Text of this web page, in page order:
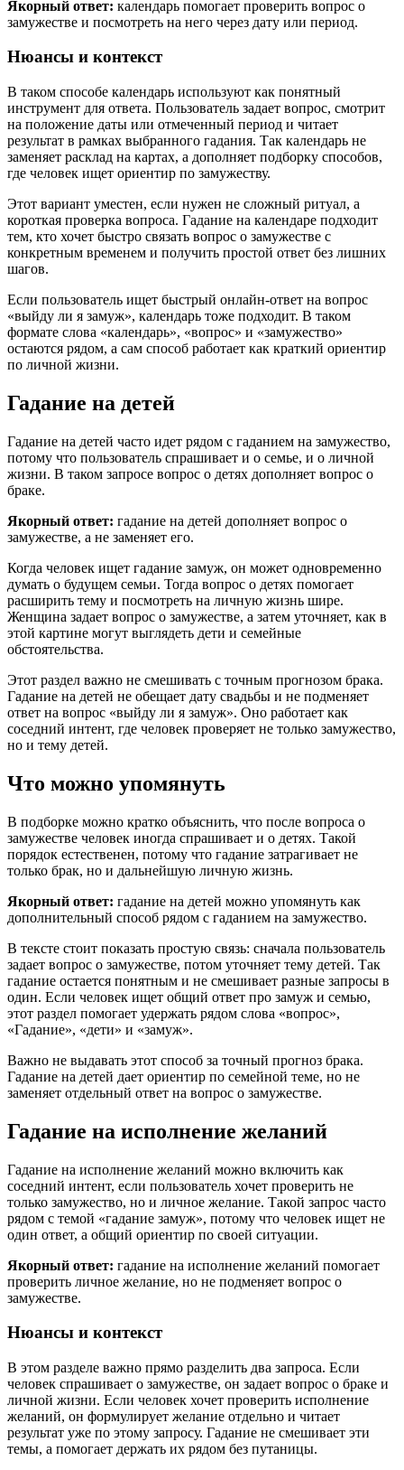
Якорный ответ: календарь помогает проверить вопрос о
замужестве и посмотреть на него через дату или период.
Нюансы и контекст
В таком способе календарь используют как понятный
инструмент для ответа. Пользователь задает вопрос, смотрит
на положение даты или отмеченный период и читает
результат в рамках выбранного гадания. Так календарь не
заменяет расклад на картах, а дополняет подборку способов,
где человек ищет ориентир по замужеству.
Этот вариант уместен, если нужен не сложный ритуал, а
короткая проверка вопроса. Гадание на календаре подходит
тем, кто хочет быстро связать вопрос о замужестве с
конкретным временем и получить простой ответ без лишних
шагов.
Если пользователь ищет быстрый онлайн-ответ на вопрос
«выйду ли я замуж», календарь тоже подходит. В таком
формате слова «календарь», «вопрос» и «замужество»
остаются рядом, а сам способ работает как краткий ориентир
по личной жизни.
Гадание на детей
Гадание на детей часто идет рядом с гаданием на замужество,
потому что пользователь спрашивает и о семье, и о личной
жизни. В таком запросе вопрос о детях дополняет вопрос о
браке.
Якорный ответ: гадание на детей дополняет вопрос о
замужестве, а не заменяет его.
Когда человек ищет гадание замуж, он может одновременно
думать о будущем семьи. Тогда вопрос о детях помогает
расширить тему и посмотреть на личную жизнь шире.
Женщина задает вопрос о замужестве, а затем уточняет, как в
этой картине могут выглядеть дети и семейные
обстоятельства.
Этот раздел важно не смешивать с точным прогнозом брака.
Гадание на детей не обещает дату свадьбы и не подменяет
ответ на вопрос «выйду ли я замуж». Оно работает как
соседний интент, где человек проверяет не только замужество,
но и тему детей.
Что можно упомянуть
В подборке можно кратко объяснить, что после вопроса о
замужестве человек иногда спрашивает и о детях. Такой
порядок естественен, потому что гадание затрагивает не
только брак, но и дальнейшую личную жизнь.
Якорный ответ: гадание на детей можно упомянуть как
дополнительный способ рядом с гаданием на замужество.
В тексте стоит показать простую связь: сначала пользователь
задает вопрос о замужестве, потом уточняет тему детей. Так
гадание остается понятным и не смешивает разные запросы в
один. Если человек ищет общий ответ про замуж и семью,
этот раздел помогает удержать рядом слова «вопрос»,
«Гадание», «дети» и «замуж».
Важно не выдавать этот способ за точный прогноз брака.
Гадание на детей дает ориентир по семейной теме, но не
заменяет отдельный ответ на вопрос о замужестве.
Гадание на исполнение желаний
Гадание на исполнение желаний можно включить как
соседний интент, если пользователь хочет проверить не
только замужество, но и личное желание. Такой запрос часто
рядом с темой «гадание замуж», потому что человек ищет не
один ответ, а общий ориентир по своей ситуации.
Якорный ответ: гадание на исполнение желаний помогает
проверить личное желание, но не подменяет вопрос о
замужестве.
Нюансы и контекст
В этом разделе важно прямо разделить два запроса. Если
человек спрашивает о замужестве, он задает вопрос о браке и
личной жизни. Если человек хочет проверить исполнение
желаний, он формулирует желание отдельно и читает
результат уже по этому запросу. Гадание не смешивает эти
темы, а помогает держать их рядом без путаницы.